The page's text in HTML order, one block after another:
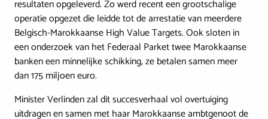
resultaten opgeleverd. Zo werd recent een grootschalige
operatie opgezet die leidde tot de arrestatie van meerdere
Belgisch-Marokkaanse High Value Targets. Ook sloten in
een onderzoek van het Federaal Parket twee Marokkaanse
banken een minnelijke schikking, ze betalen samen meer
dan 175 miljoen euro.
Minister Verlinden zal dit succesverhaal vol overtuiging
uitdragen en samen met haar Marokkaanse ambtgenoot de